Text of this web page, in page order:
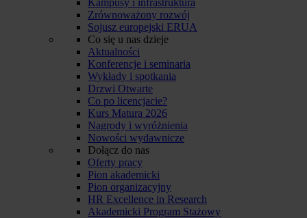
Zrównoważony rozwój
Sojusz europejski ERUA
Co się u nas dzieje
Aktualności
Konferencje i seminaria
Wykłady i spotkania
Drzwi Otwarte
Co po licencjacie?
Kurs Matura 2026
Nagrody i wyróżnienia
Nowości wydawnicze
Dołącz do nas
Oferty pracy
Pion akademicki
Pion organizacyjny
HR Excellence in Research
Akademicki Program Stażowy